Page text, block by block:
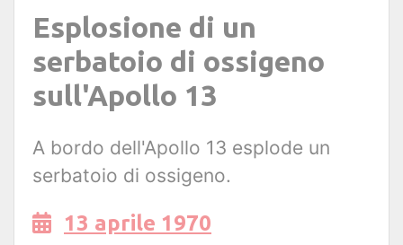
Esplosione di un
serbatoio di ossigeno
sull'Apollo 13
A bordo dell'Apollo 13 esplode un
serbatoio di ossigeno.
13 aprile 1970